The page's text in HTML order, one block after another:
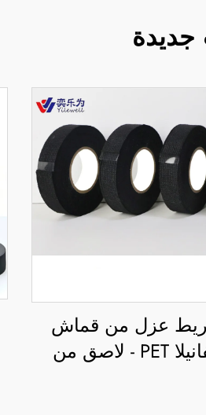
عزل من قماش
الفانيلا PET - لاصق من